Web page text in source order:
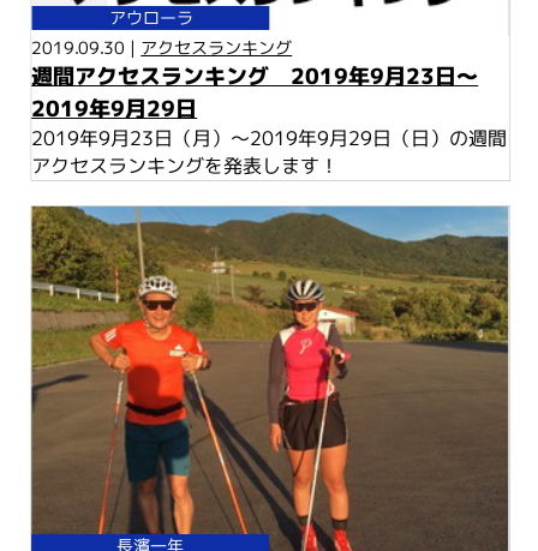
アウローラ
2019.09.30 | アクセスランキング
週間アクセスランキング 2019年9月23日～
2019年9月29日
2019年9月23日（月）～2019年9月29日（日）の週間
アクセスランキングを発表します！
長濱一年